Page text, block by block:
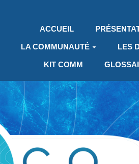
ACCUEIL
LA COMMUNAUTÉ LES
KIT COMM